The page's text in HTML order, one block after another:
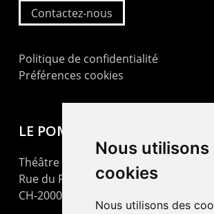
Nous utilisons
cookies
Nous utilisons des
Contactez-nous
Politique de confidentialité
Préférences cookies
LE POMMIER
Théâtre – Centre Culturel Neuchâtelois
Rue du Pommier 9
CH-2000 Neuchâtel